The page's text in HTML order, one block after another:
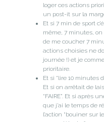
loger ces actions
un post-it sur la
Et si 7 min de sport
même, 7 minutes,
de me coucher 7
actions choisies ne
journée !) et je
prioritaire.
Et si “lire 10 minutes
Et si on arrêtait de
“FAIRE”. Et si après
que j’ai le temps de
l’action “bouiner sur